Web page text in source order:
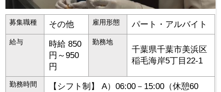
募集職種 その他 雇用形態 パート・アルバイト
給与
時給 850
円～950
円
勤務地
千葉県千葉市美浜区
稲毛海岸5丁目22-1
勤務時間
【シフト制】 A）06:00－15:00（休憩60